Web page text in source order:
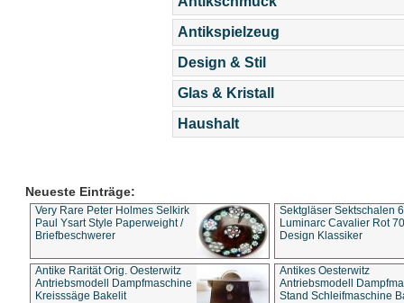
Antikspielzeug
Design & Stil
Glas & Kristall
Haushalt
Neueste Einträge:
Very Rare Peter Holmes Selkirk
Paul Ysart Style Paperweight /
Briefbeschwerer
Sektgläser Sektschalen
Luminarc Cavalier Rot
Design Klassiker
Antike Rarität Orig. Oesterwitz
Antriebsmodell Dampfmaschine
Kreisssäge Bakelit
Antikes Oesterwitz
Antriebsmodell
Stand Schleifmaschine